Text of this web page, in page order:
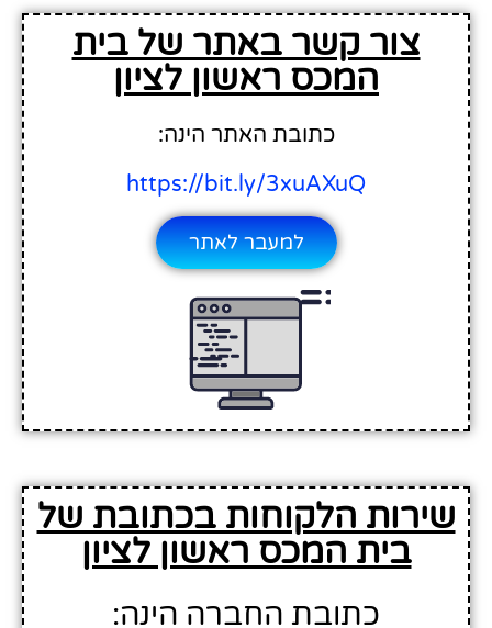
צור קשר באתר של בית
המכס ראשון לציון
כתובת האתר הינה:
https://bit.ly/3xuAXuQ
למעבר לאתר
שירות הלקוחות בכתובת של
בית המכס ראשון לציון
כתובת החברה הינה: